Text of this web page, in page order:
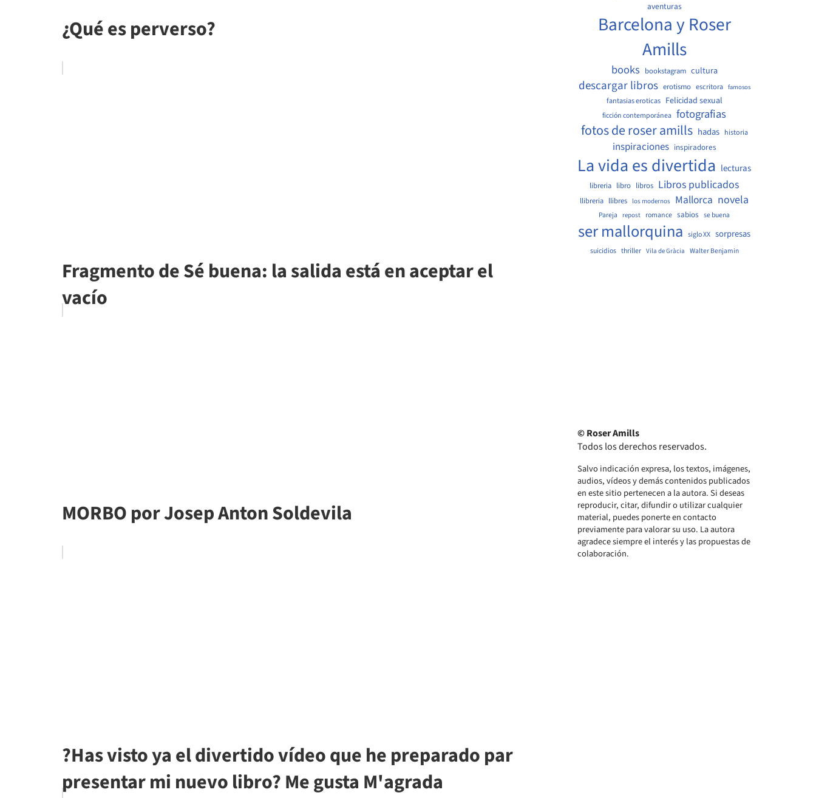
¿Qué es perverso?
Fragmento de Sé buena: la salida está en aceptar el
vacío
MORBO por Josep Anton Soldevila
?Has visto ya el divertido vídeo que he preparado par
presentar mi nuevo libro? Me gusta M'agrada
aventuras
Barcelona y Roser
Amills
books bookstagram cultura
descargar libros erotismo escritora famosos
fantasias eroticas Felicidad sexual
ficción contemporánea fotografias
fotos de roser amills hadas historia
inspiraciones inspiradores
La vida es divertida lecturas
libreria libro libros Libros publicados
llibreria llibres los modernos Mallorca novela
Pareja repost romance sabios se buena
ser mallorquina siglo XX sorpresas
suicidios thriller Vila de Gràcia Walter Benjamin
© Roser Amills
Todos los derechos reservados.
Salvo indicación expresa, los textos, imágenes,
audios, vídeos y demás contenidos publicados
en este sitio pertenecen a la autora. Si deseas
reproducir, citar, difundir o utilizar cualquier
material, puedes ponerte en contacto
previamente para valorar su uso. La autora
agradece siempre el interés y las propuestas de
colaboración.